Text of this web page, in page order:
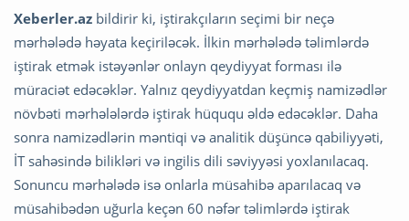
Xeberler.az bildirir ki, iştirakçıların seçimi bir neçə
mərhələdə həyata keçiriləcək. İlkin mərhələdə təlimlərdə
iştirak etmək istəyənlər onlayn qeydiyyat forması ilə
müraciət edəcəklər. Yalnız qeydiyyatdan keçmiş namizədlər
növbəti mərhələlərdə iştirak hüququ əldə edəcəklər. Daha
sonra namizədlərin məntiqi və analitik düşüncə qabiliyyəti,
İT sahəsində bilikləri və ingilis dili səviyyəsi yoxlanılacaq.
Sonuncu mərhələdə isə onlarla müsahibə aparılacaq və
müsahibədən uğurla keçən 60 nəfər təlimlərdə iştirak